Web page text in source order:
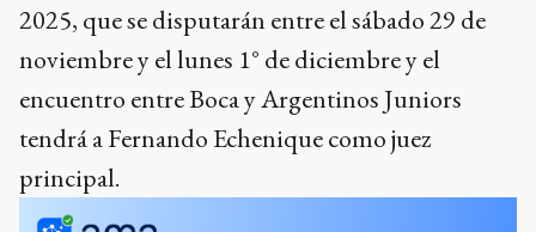
2025, que se disputarán entre el sábado 29 de
noviembre y el lunes 1° de diciembre y el
encuentro entre Boca y Argentinos Juniors
tendrá a Fernando Echenique como juez
principal.